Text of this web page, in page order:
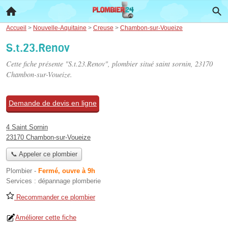
Accueil > Nouvelle-Aquitaine > Creuse > Chambon-sur-Voueize
S.t.23.Renov
Cette fiche présente "S.t.23.Renov", plombier situé saint sornin, 23170
Chambon-sur-Voueize.
Demande de devis en ligne
4 Saint Sornin
23170 Chambon-sur-Voueize
📞 Appeler ce plombier
Plombier - Fermé, ouvre à 9h
Services : dépannage plomberie
Recommander ce plombier
Améliorer cette fiche